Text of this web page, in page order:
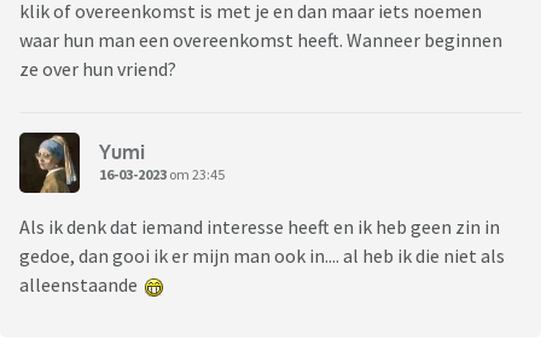
klik of overeenkomst is met je en dan maar iets noemen
waar hun man een overeenkomst heeft. Wanneer beginnen
ze over hun vriend?
Yumi
16-03-2023 om 23:45
Als ik denk dat iemand interesse heeft en ik heb geen zin in
gedoe, dan gooi ik er mijn man ook in.... al heb ik die niet als
alleenstaande